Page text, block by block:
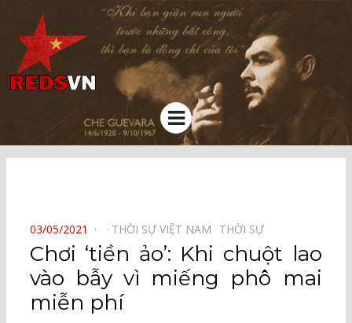
Kênh chia sẻ tri thức cộng đồng
Menu
POSTED
ON
03/05/2021 THỜI SỰ VIỆT NAM⠀ THỜI SỰ⠀
Chơi ‘tiền ảo’: Khi chuột lao
vào bẫy vì miếng phô mai
miễn phí